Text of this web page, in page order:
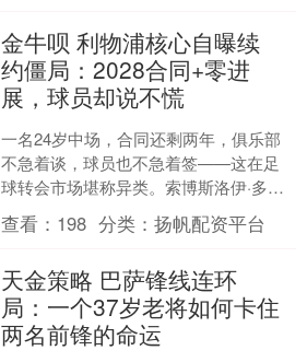
金牛呗 利物浦核心自曝续
约僵局：2028合同+零进
展，球员却说不慌
一名24岁中场，合同还剩两年，俱乐部
不急着谈，球员也不急着签——这在足
球转会市场堪称异类。索博斯洛伊·多米
尼克（Dominik Szoboszlai）的续约僵
局....
查看： 198 分类：扬帆配资平台
天金策略 巴萨锋线连环
局：一个37岁老将如何卡住
两名前锋的命运